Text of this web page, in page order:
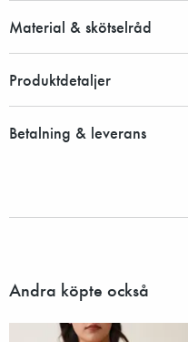
Material & skötselråd
Produktdetaljer
Betalning & leverans
Andra köpte också